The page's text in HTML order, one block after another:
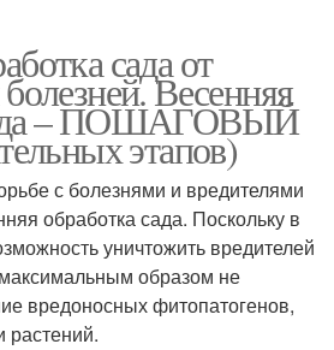
сада от
Весенняя
– ПОШАГОВЫЙ
этапов)
с болезнями и вредителями
обработка сада. Поскольку в
уничтожить вредителей
образом не
вредоносных фитопатогенов,